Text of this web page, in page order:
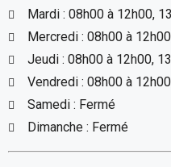
Mardi : 08h00 à 12h00,
Mercredi : 08h00 à
Jeudi : 08h00 à 12h00,
Vendredi : 08h00 à
Samedi : Fermé
Dimanche : Fermé